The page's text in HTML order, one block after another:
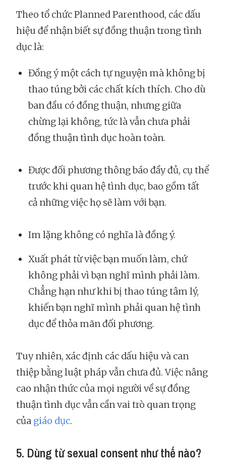
Theo tổ chức Planned Parenthood, các dấu
hiệu để nhận biết sự đồng thuận trong tình
dục là:
Đồng ý một cách tự nguyện mà không bị
thao túng bởi các chất kích thích. Cho dù
ban đầu có đồng thuận, nhưng giữa
chừng lại không, tức là vẫn chưa phải
đồng thuận tình dục hoàn toàn.
Được đối phương thông báo đầy đủ, cụ thể
trước khi quan hệ tình dục, bao gồm tất
cả những việc họ sẽ làm với bạn.
Im lặng không có nghĩa là đồng ý.
Xuất phát từ việc bạn muốn làm, chứ
không phải vì bạn nghĩ mình phải làm.
Chẳng hạn như khi bị thao túng tâm lý,
khiến bạn nghĩ mình phải quan hệ tình
dục để thỏa mãn đối phương.
Tuy nhiên, xác định các dấu hiệu và can
thiệp bằng luật pháp vẫn chưa đủ. Việc nâng
cao nhận thức của mọi người về sự đồng
thuận tình dục vẫn cần vai trò quan trọng
của giáo dục.
5. Dùng từ sexual consent như thế nào?